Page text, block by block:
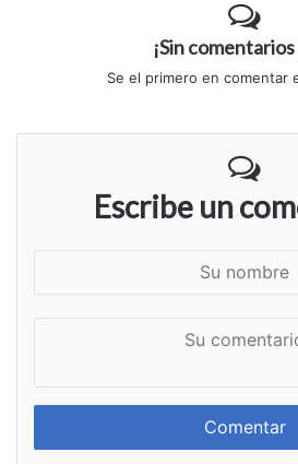
¡Sin
Se el primero en comentar
Escribe un